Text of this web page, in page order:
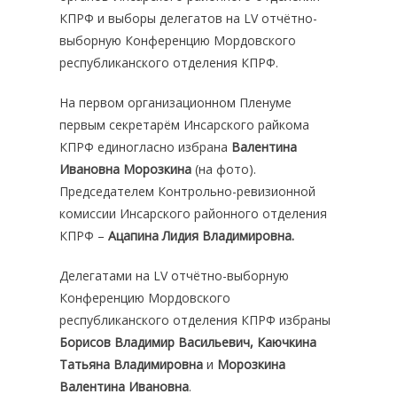
КПРФ и выборы делегатов на LV отчётно-
выборную Конференцию Мордовского
республиканского отделения КПРФ.
На первом организационном Пленуме
первым секретарём Инсарского райкома
КПРФ единогласно избрана Валентина
Ивановна Морозкина (на фото).
Председателем Контрольно-ревизионной
комиссии Инсарского районного отделения
КПРФ –Ацапина Лидия Владимировна.
Делегатами на LV отчётно-выборную
Конференцию Мордовского
республиканского отделения КПРФ избраны
Борисов Владимир Васильевич, Каючкина
Татьяна Владимировна и Морозкина
Валентина Ивановна.